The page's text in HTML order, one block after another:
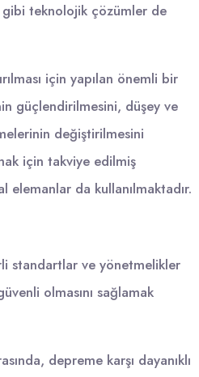
gibi teknolojik çözümler de
için yapılan önemli bir
güçlendirilmesini, düşey ve
değiştirilmesini
için takviye edilmiş
da kullanılmaktadır.
standartlar ve yönetmelikler
olmasını sağlamak
depreme karşı dayanıklı